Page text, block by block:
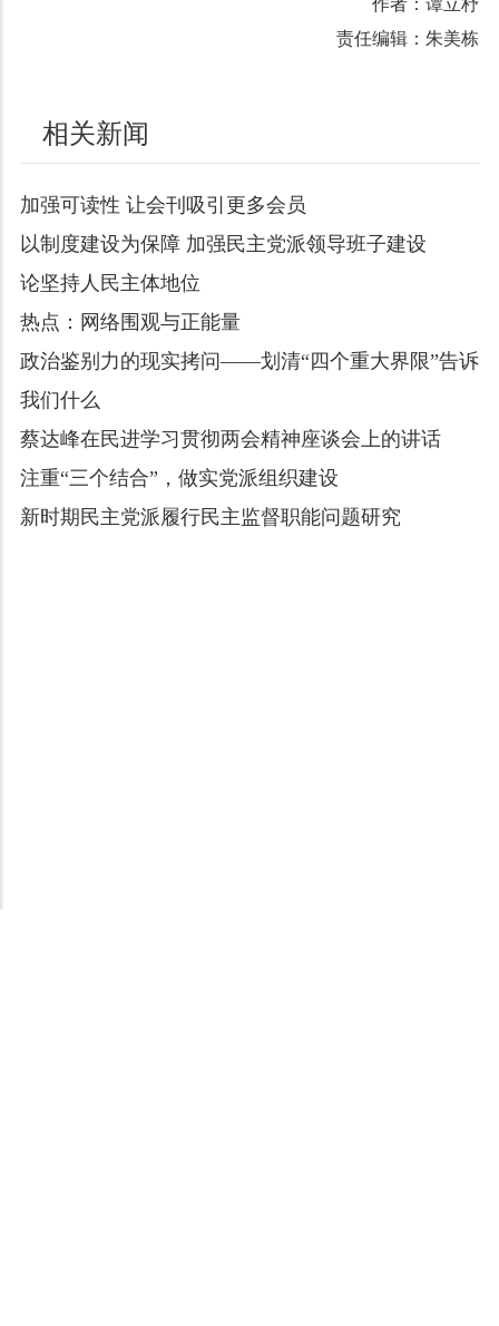
作者：谭立杼
责任编辑：朱美栋
相关新闻
加强可读性 让会刊吸引更多会员
以制度建设为保障 加强民主党派领导班子建设
论坚持人民主体地位
热点：网络围观与正能量
政治鉴别力的现实拷问——划清“四个重大界限”告诉
我们什么
蔡达峰在民进学习贯彻两会精神座谈会上的讲话
注重“三个结合”，做实党派组织建设
新时期民主党派履行民主监督职能问题研究